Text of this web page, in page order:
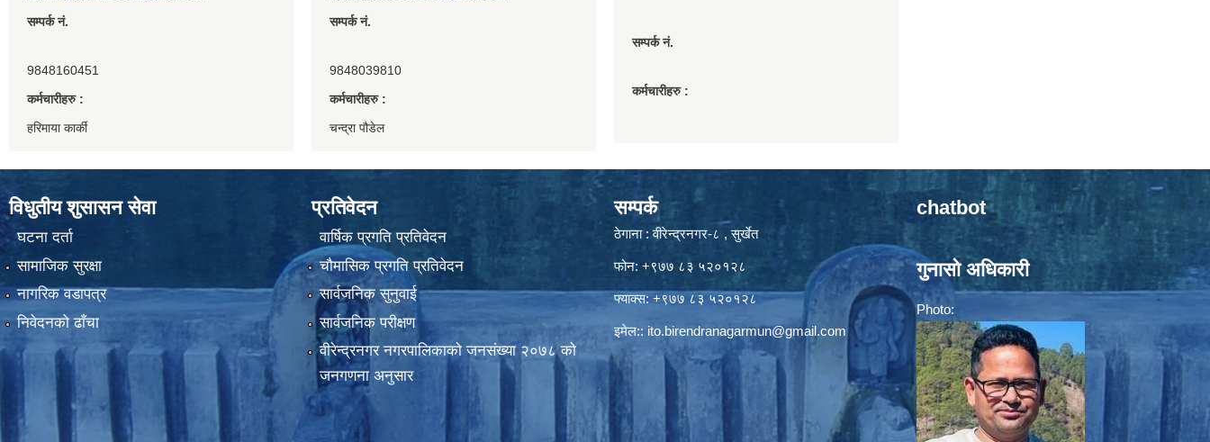
सम्पर्क नं.
9848160451
कर्मचारीहरु :
हरिमाया कार्की
सम्पर्क नं.
9848039810
कर्मचारीहरु :
चन्द्रा पौडेल
सम्पर्क नं.
कर्मचारीहरु :
विधुतीय शुसासन सेवा
घटना दर्ता
सामाजिक सुरक्षा
नागरिक वडापत्र
निवेदनको ढाँचा
प्रतिवेदन
वार्षिक प्रगति प्रतिवेदन
चौमासिक प्रगति प्रतिवेदन
सार्वजनिक सुनुवाई
सार्वजनिक परीक्षण
वीरेन्द्रनगर नगरपालिकाकाे जनसंख्या २०७८ काे
जनगणना अनुसार
सम्पर्क
ठेगाना : वीरेन्द्रनगर-८ , सुर्खेत
फोन: +९७७ ८३ ५२०१२८
फ्याक्स: +९७७ ८३ ५२०१२८
इमेल:: ito.birendranagarmun@gmail.com
chatbot
गुनासो अधिकारी
Photo: